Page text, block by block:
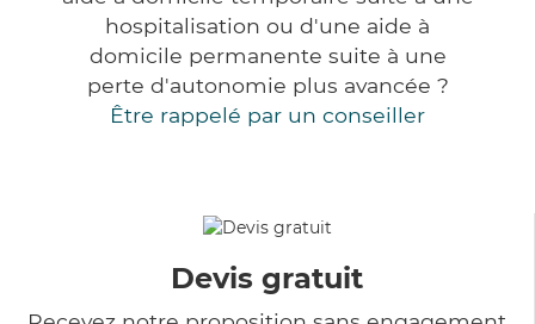
hospitalisation ou d'une aide à
domicile permanente suite à une
perte d'autonomie plus avancée ?
Être rappelé par un conseiller
Devis gratuit